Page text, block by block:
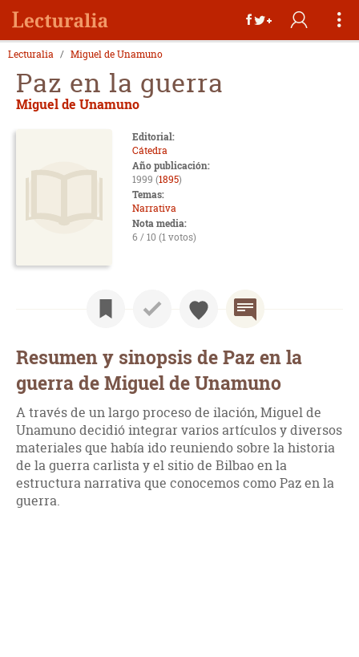
Lecturalia Miguel de Unamuno
Paz en la guerra
Miguel de Unamuno
Editorial:
Cátedra
Año publicación:
1999 (1895)
Temas:
Narrativa
Nota media:
6 / 10 (1 votos)
Resumen y sinopsis de Paz en la
guerra de Miguel de Unamuno
A través de un largo proceso de ilación, Miguel de
Unamuno decidió integrar varios artículos y diversos
materiales que había ido reuniendo sobre la historia
de la guerra carlista y el sitio de Bilbao en la
estructura narrativa que conocemos como Paz en la
guerra.